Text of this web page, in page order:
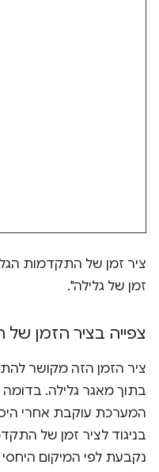
ציר זמן של התקדמות
זמן של גלילה".
צפייה בציר הזמן
ציר הזמן הזה מקושר
בתוך מאגר גלילה.
המערכת עוקבת אחרי
בניגוד לציר זמן של
נקבעת לפי המיקום